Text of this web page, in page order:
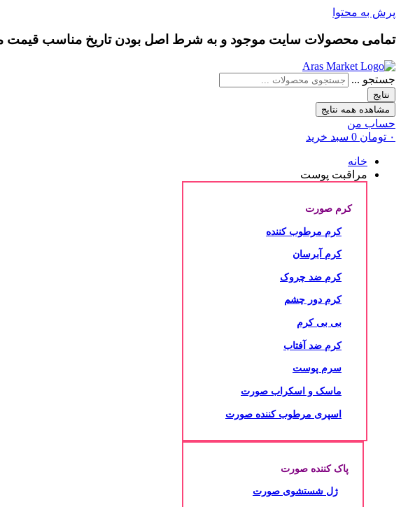
پرش به محتوا
تمامی محصولات سایت موجود و به شرط اصل بودنتاریخ مناسب قیمت
جستجو ...
نتایج
مشاهده همه نتایج
حساب من
۰ تومان 0 سبد خرید
خانه
مراقبت پوست
کرم صورت
کرم مرطوب کننده
کرم آبرسان
کرم ضد چروک
کرم دور چشم
بی بی کرم
کرم ضد آفتاب
سرم پوست
ماسک و اسکراب صورت
اسپری مرطوب کننده صورت
پاک کننده صورت
ژل شستشوی صورت